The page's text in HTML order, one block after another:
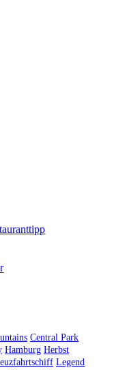
Central Park
Hamburg Herbst
Legend